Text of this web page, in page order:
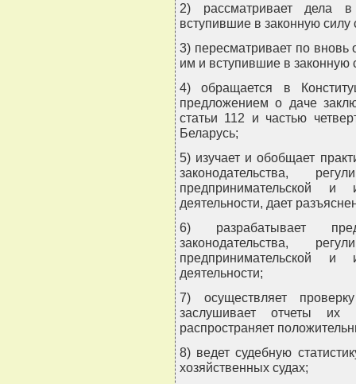
2) рассматривает дела
вступившие в законную
3) пересматривает по
им и вступившие в законную
4) обращается в
предложением о даче
статьи 112 и частью
Беларусь;
5) изучает и обобщает
законодательства,
предпринимательской и
деятельности, дает
6) разрабатывает
законодательства,
предпринимательской и
деятельности;
7) осуществляет
заслушивает отчеты их
распространяет
8) ведет судебную
хозяйственных судах;